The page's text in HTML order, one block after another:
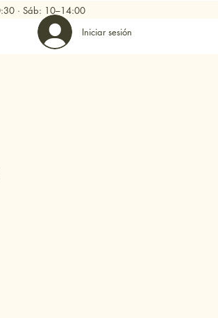
· Sáb: 10–14:00
Iniciar sesión